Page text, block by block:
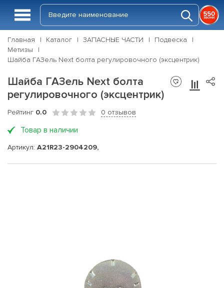
Главная Каталог ЗАПАСНЫЕ ЧАСТИ
Подвеска
Метизы
Шайба ГАЗель Next болта регулировочного (эксцентрик)
Шайба ГАЗель Next болта
регулировочного (эксцентрик)
Рейтинг 0.0 0 отзывов
Товар в наличии
Артикул: А21R23-2904209,